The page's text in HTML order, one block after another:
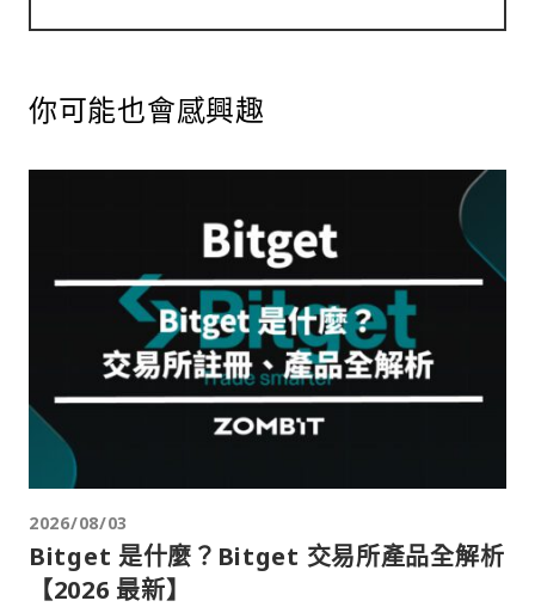
你可能也會感興趣
2026/08/03
Bitget 是什麼？Bitget 交易所產品全解析
【2026 最新】